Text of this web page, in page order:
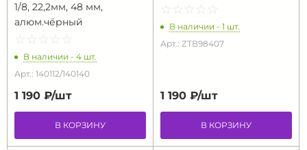
1/8, 22,2мм, 48 мм,
алюм.чёрный
☆ ☆ ☆ ☆ ☆
★ ★ ★ ★ ★
В наличии - 4 шт.
Арт.: 140112/140140
1 190 ₽/шт
В КОРЗИНУ
☆ ☆ ☆ ☆ ☆
★ ★ ★ ★ ★
В наличии - 1 шт.
Арт.: ZTB98407
1 190 ₽/шт
В КОРЗИНУ